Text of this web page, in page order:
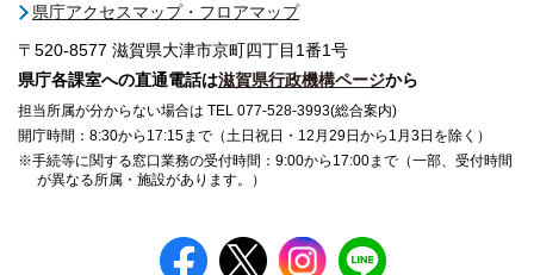
県庁アクセスマップ・フロアマップ
〒520-8577 滋賀県大津市京町四丁目1番1号
県庁各課室への直通電話は滋賀県行政機構ページから
担当所属が分からない場合は TEL 077-528-3993(総合案内)
開庁時間：8:30から17:15まで（土日祝日・12月29日から1月3日を除く）
※手続等に関する窓口業務の受付時間：9:00から17:00まで（一部、受付時間
が異なる所属・施設があります。）